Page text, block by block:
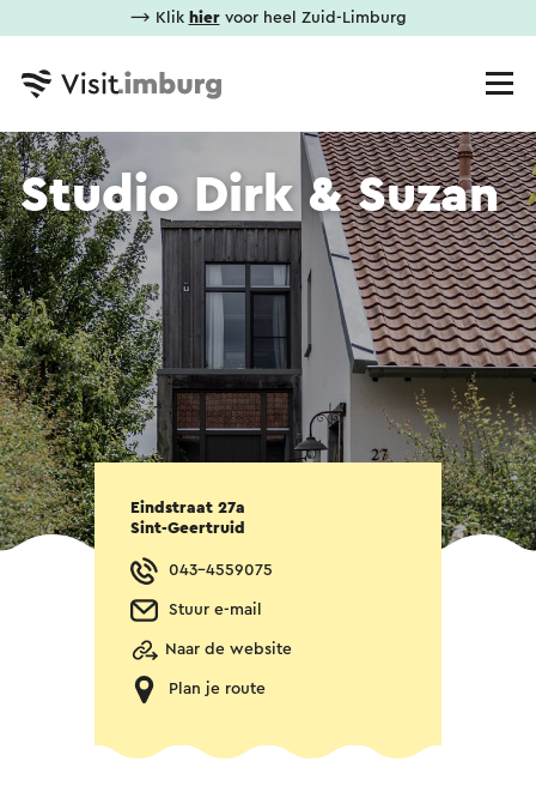
⟶ Klik hiervoor heel Zuid-Limburg
Studio Dirk & Suzan
Eindstraat 27a
Sint-Geertruid
043-4559075
Stuur e-mail
Naar de website
Plan je route